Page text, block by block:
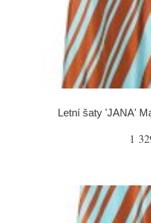
Letní šaty 'JANA'
1